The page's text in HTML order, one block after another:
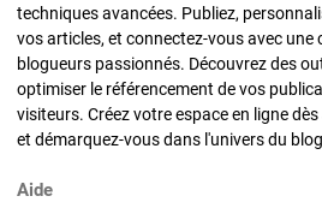
techniques avancées. Publiez,
vos articles, et connectez-vous avec
blogueurs passionnés. Découvrez des
optimiser le référencement de vos
visiteurs. Créez votre espace en ligne
et démarquez-vous dans l'univers du
Aide